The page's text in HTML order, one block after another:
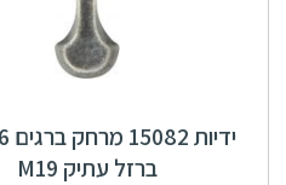
ברזל עתיק M19